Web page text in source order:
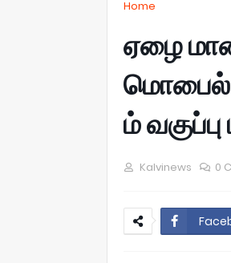
Home
ஏழை
மொபைல்
ம்
Kalvinews 0